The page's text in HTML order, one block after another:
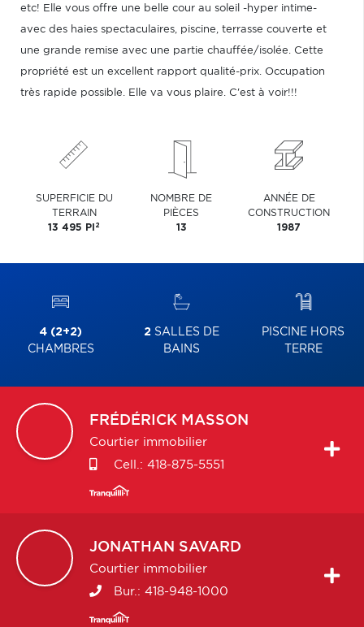
etc! Elle vous offre une belle cour au soleil -hyper intime-
avec des haies spectaculaires, piscine, terrasse couverte et
une grande remise avec une partie chauffée/isolée. Cette
propriété est un excellent rapport qualité-prix. Occupation
très rapide possible. Elle va vous plaire. C'est à voir!!!
SUPERFICIE DU
TERRAIN
13 495 PI 2
NOMBRE DE
PIÈCES
13
ANNÉE DE
CONSTRUCTION
1987
4 (2+2)
CHAMBRES
2 SALLES DE
BAINS
PISCINE HORS
TERRE
FRÉDÉRICK MASSON
Courtier immobilier
Cell.: 418-875-5551
JONATHAN SAVARD
Courtier immobilier
Bur.: 418-948-1000